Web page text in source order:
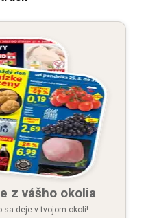
z vášho okolia
sa deje v tvojom okolí!